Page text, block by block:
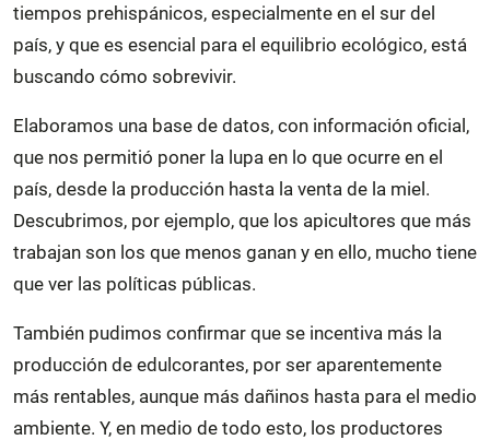
tiempos prehispánicos, especialmente en el sur del
país, y que es esencial para el equilibrio ecológico, está
buscando cómo sobrevivir.
Elaboramos una base de datos, con información oficial,
que nos permitió poner la lupa en lo que ocurre en el
país, desde la producción hasta la venta de la miel.
Descubrimos, por ejemplo, que los apicultores que más
trabajan son los que menos ganan y en ello, mucho tiene
que ver las políticas públicas.
También pudimos confirmar que se incentiva más la
producción de edulcorantes, por ser aparentemente
más rentables, aunque más dañinos hasta para el medio
ambiente. Y, en medio de todo esto, los productores